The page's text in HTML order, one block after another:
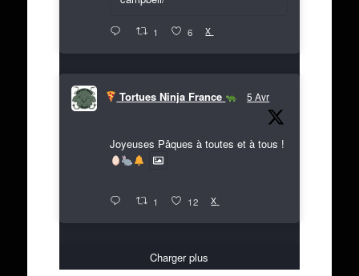
1 6 X
Tortues Ninja France 5 Avr
Joyeuses Pâques à toutes et à tous !
1 12 X
Charger plus